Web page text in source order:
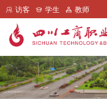
访客 学生 教师